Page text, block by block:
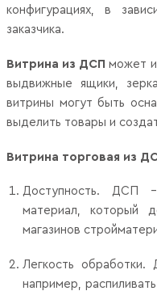
конфигурациях, в
заказчика.
Витрина из ДСП может
выдвижные ящики,
витрины могут быть
выделить товары и
Витрина торговая из
Доступность. ДСП -
материал, который
магазинов
Легкость
например,